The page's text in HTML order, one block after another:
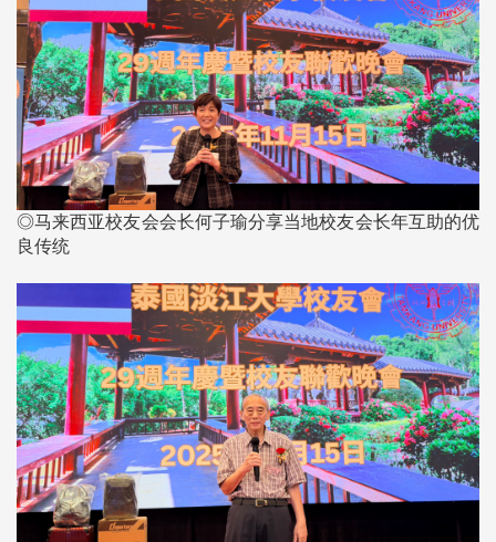
◎马来西亚校友会会长何子瑜分享当地校友会长年互助的优
良传统